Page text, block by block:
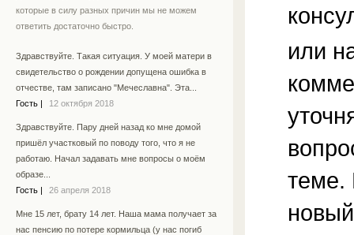
которые в силу разных причин мы не можем
ответить достаточно быстро.
Здравствуйте. Такая ситуация. У моей матери в
свидетельство о рождении допущена ошибка в
отчестве, там записано "Мечеславна". Эта...
Гость | 12 октября 2018
Здравствуйте. Пару дней назад ко мне домой
пришёл участковый по поводу того, что я не
работаю. Начал задавать мне вопросы о моём
образе...
Гость | 26 апреля 2018
Мне 15 лет, брату 14 лет. Наша мама получает за
нас пенсию по потере кормильца (у нас погиб
или
теме.